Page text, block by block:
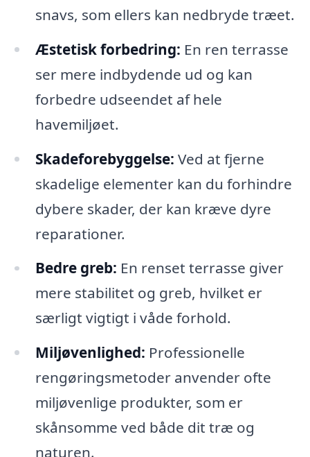
snavs, som ellers kan nedbryde træet.
Æstetisk forbedring: En ren terrasse
ser mere indbydende ud og kan
forbedre udseendet af hele
havemiljøet.
Skadeforebyggelse: Ved at fjerne
skadelige elementer kan du forhindre
dybere skader, der kan kræve dyre
reparationer.
Bedre greb: En renset terrasse giver
mere stabilitet og greb, hvilket er
særligt vigtigt i våde forhold.
Miljøvenlighed: Professionelle
rengøringsmetoder anvender ofte
miljøvenlige produkter, som er
skånsomme ved både dit træ og
naturen.